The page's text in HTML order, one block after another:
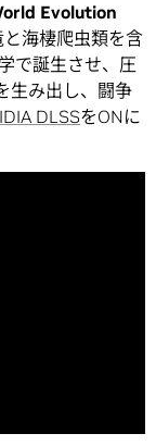
Evolution
海棲爬虫類を含
で誕生させ、圧
生み出し、闘争
DLSSをONに